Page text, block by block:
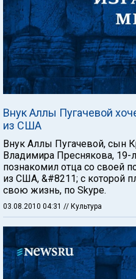
Внук Аллы Пугачевой
из США
Внук Аллы Пугачевой, сын
Владимира Преснякова, 19-
познакомил отца со своей
из США, &#8211; с которой
свою жизнь, по Skype.
03.08.2010 04:31 // Культура